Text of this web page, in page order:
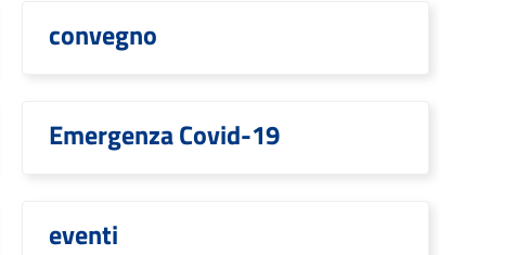
convegno
Emergenza Covid-19
eventi